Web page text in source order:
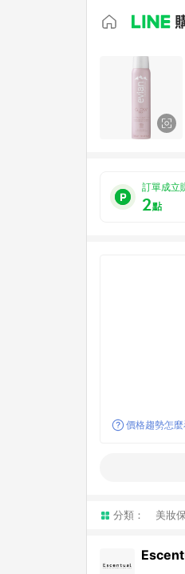
訂單成立
2點
價格趨勢怎麼
分類： 美妝